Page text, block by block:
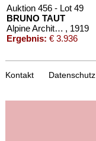
Auktion 456 - Lot 49
BRUNO TAUT
Alpine Architektur , 1919
Ergebnis: € 3.936
Kontakt Datenschutz